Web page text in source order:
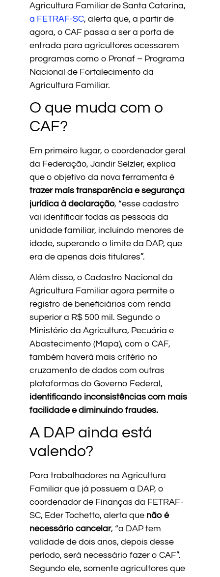
Agricultura Familiar de Santa Catarina,
a FETRAF-SC, alerta que, a partir de
agora, o CAF passa a ser a porta de
entrada para agricultores acessarem
programas como o Pronaf – Programa
Nacional de Fortalecimento da
Agricultura Familiar.
O que muda com o
CAF?
Em primeiro lugar, o coordenador geral
da Federação, Jandir Selzler, explica
que o objetivo da nova ferramenta é
trazer mais transparência e segurança
jurídica à declaração, “esse cadastro
vai identificar todas as pessoas da
unidade familiar, incluindo menores de
idade, superando o limite da DAP, que
era de apenas dois titulares”.
Além disso, o Cadastro Nacional da
Agricultura Familiar agora permite o
registro de beneficiários com renda
superior a R$ 500 mil. Segundo o
Ministério da Agricultura, Pecuária e
Abastecimento (Mapa), com o CAF,
também haverá mais critério no
cruzamento de dados com outras
plataformas do Governo Federal,
identificando inconsistências com mais
facilidade e diminuindo fraudes.
A DAP ainda está
valendo?
Para trabalhadores na Agricultura
Familiar que já possuem a DAP, o
coordenador de Finanças da FETRAF-
SC, Eder Tochetto, alerta que não é
necessário cancelar, “a DAP tem
validade de dois anos, depois desse
período, será necessário fazer o CAF”.
Segundo ele, somente agricultores que